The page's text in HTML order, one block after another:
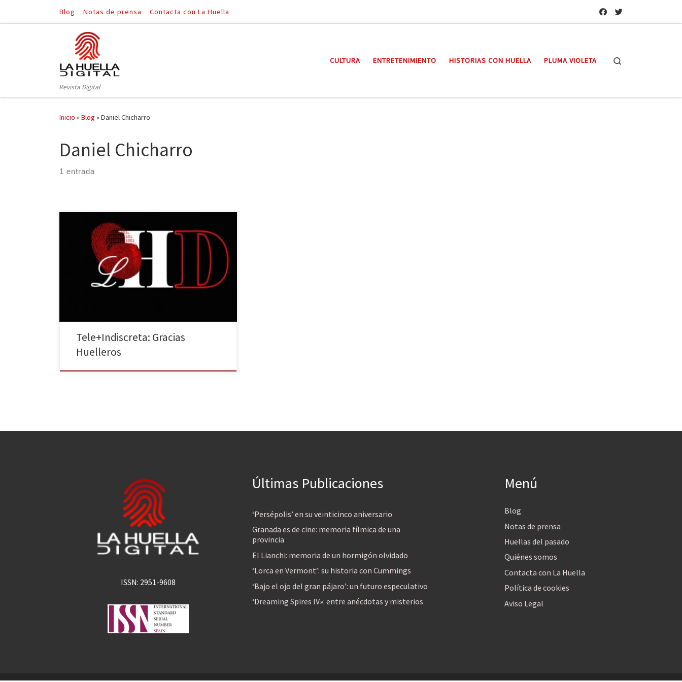
Saltar al contenido
Blog Notas de prensa Contacta con La Huella
Revista Digital
CULTURA ENTRETENIMIENTO HISTORIAS CON HUELLA PLUMA VIOLETA
Inicio »Blog »Daniel Chicharro
Daniel Chicharro
1 entrada
Terminado el curso académico (para los buenos
estudiantes) desde la novata sección de Televisión
queremos dar las GRACIAS con este especial de la
Tele+Indiscreta. Primero de todo a los Huelleros que
cada día se pasan por aquí y dan sentido a nuestro
trabajo. Y Segundo, pero no por ello menos […]
Tele+Indiscreta: Gracias
Huelleros
ISSN: 2951-9608
Últimas Publicaciones
‘Persépolis’ en su veinticinco aniversario
Granada es de cine: memoria fílmica de una
provincia
El Lianchi: memoria de un hormigón olvidado
‘Lorca en Vermont’: su historia con Cummings
‘Bajo el ojo del gran pájaro’: un futuro especulativo
‘Dreaming Spires IV»: entre anécdotas y misterios
Menú
Blog
Notas de prensa
Huellas del pasado
Quiénes somos
Contacta con La Huella
Política de cookies
Aviso Legal